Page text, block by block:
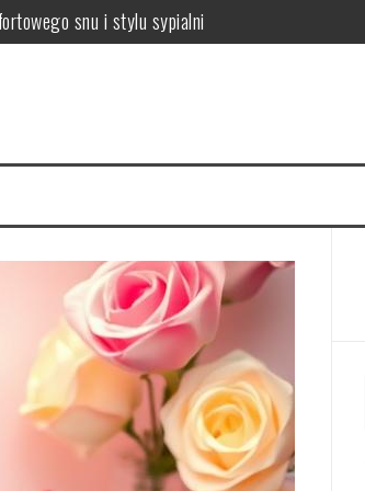
snu i stylu sypialni